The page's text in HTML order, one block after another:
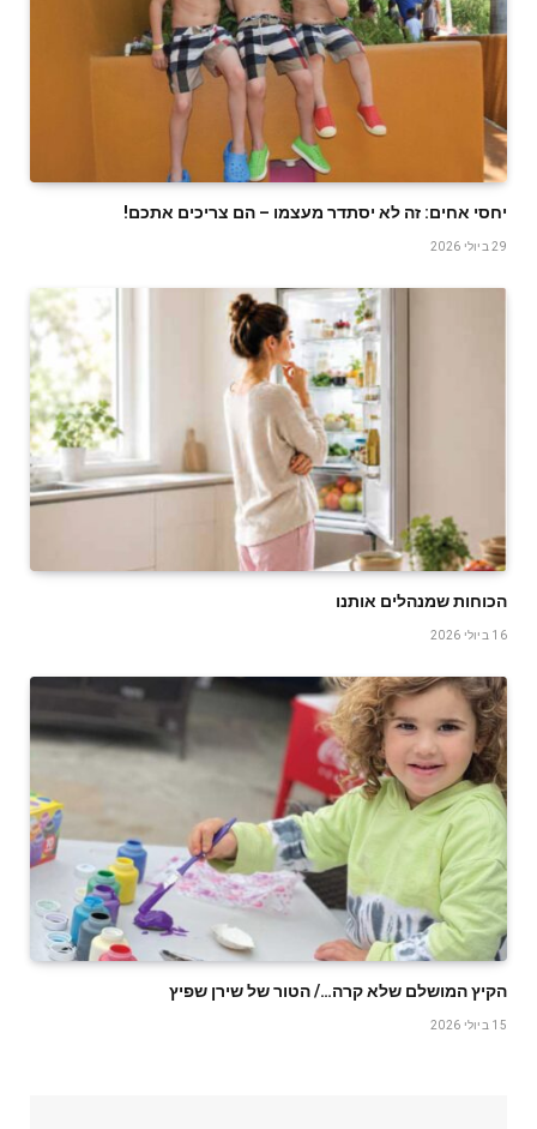
יחסי אחים: זה לא יסתדר מעצמו – הם צריכים אתכם!
29 ביולי 2026
הכוחות שמנהלים אותנו
16 ביולי 2026
הקיץ המושלם שלא קרה…/ הטור של שירן שפיץ
15 ביולי 2026